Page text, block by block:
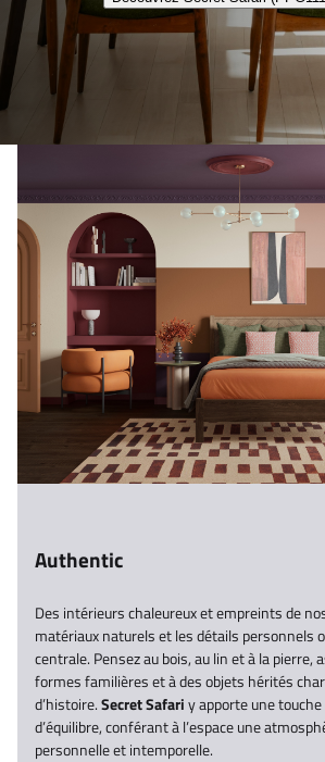
Authentic
Des intérieurs chaleureux et empreints de
matériaux naturels et les détails personnels
centrale. Pensez au bois, au lin et à la pierre,
formes familières et à des objets hérités
d’histoire.Secret Safariy apporte une
d’équilibre, conférant à l’espace une
personnelle et intemporelle.